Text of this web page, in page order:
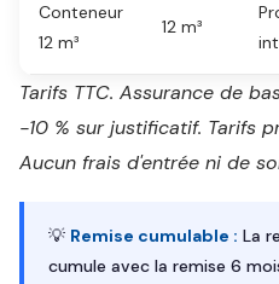
Conteneur
12 m³
12 m³
Tarifs TTC. Assurance de
-10 % sur justificatif. Tarifs
Aucun frais d'entrée ni de
💡 Remise cumulable : La
cumule avec la remise 6